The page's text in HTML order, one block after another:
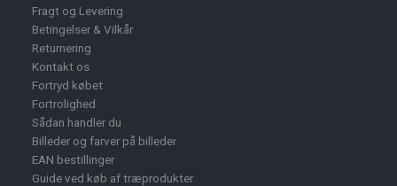
Fragt og Levering
Betingelser & Vilkår
Returnering
Kontakt os
Fortryd købet
Fortrolighed
Sådan handler du
Billeder og farver på billeder
EAN bestillinger
Guide ved køb af træprodukter